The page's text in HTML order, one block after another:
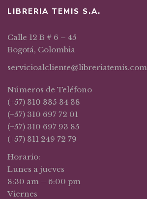
LIBRERIA TEMIS S.A.
Calle 12 B # 6 – 45
Bogotá, Colombia
servicioalcliente@libreriatemis.com
Números de Teléfono
(+57) 310 335 34 38
(+57) 310 697 72 01
(+57) 310 697 93 85
(+57) 311 249 72 79
Horario:
Lunes a jueves
8:30 am – 6:00 pm
Viernes